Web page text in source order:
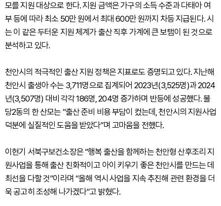
모를 지원 대상으로 한다. 지원 금액은 가구의 소득 수준과 다태아 여
부 등에 따라 최소 50만 원에서 최대 600만 원까지 차등 지급된다. 시
는 이 같은 두터운 지원 체계가 출산 직후 가계에 큰 보탬이 된 것으로
분석하고 있다.
천안시의 적극적인 출산 지원 정책은 지표로도 증명되고 있다. 지난해
천안시 출생아 수는 3,711명으로 집계되어 2023년(3,525명)과 2024
년(3,507명) 대비 각각 186명, 204명 증가하며 반등에 성공했다. 불
당2동의 한 산모는 “출산 준비 비용 부담이 컸는데, 천안시의 지원사업
덕분에 실질적인 도움을 받았다”며 고마움을 전했다.
이현기 서북구보건소장은 “행복 출산을 함께하는 천안형 산후조리 지
원사업을 통해 출산 친화적이고 아이 키우기 좋은 천안시를 만드는 데
최선을 다할 것”이라며 “올해 역시 사업을 지속 추진해 관련 환경을 더
욱 공고히 조성해 나가겠다”고 밝혔다.